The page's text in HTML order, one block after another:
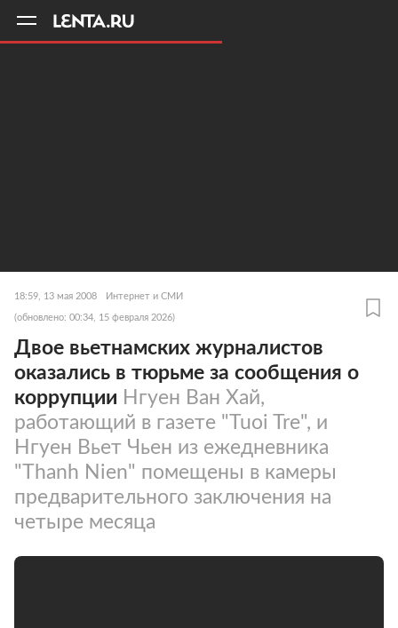
18:59, 13 мая 2008 Интернет и СМИ
(обновлено: 00:34, 15 февраля 2026)
Двое вьетнамских журналистов
оказались в тюрьме за сообщения о
коррупции Нгуен Ван Хай,
работающий в газете "Tuoi Tre", и
Нгуен Вьет Чьен из ежедневника
"Thanh Nien" помещены в камеры
предварительного заключения на
четыре месяца